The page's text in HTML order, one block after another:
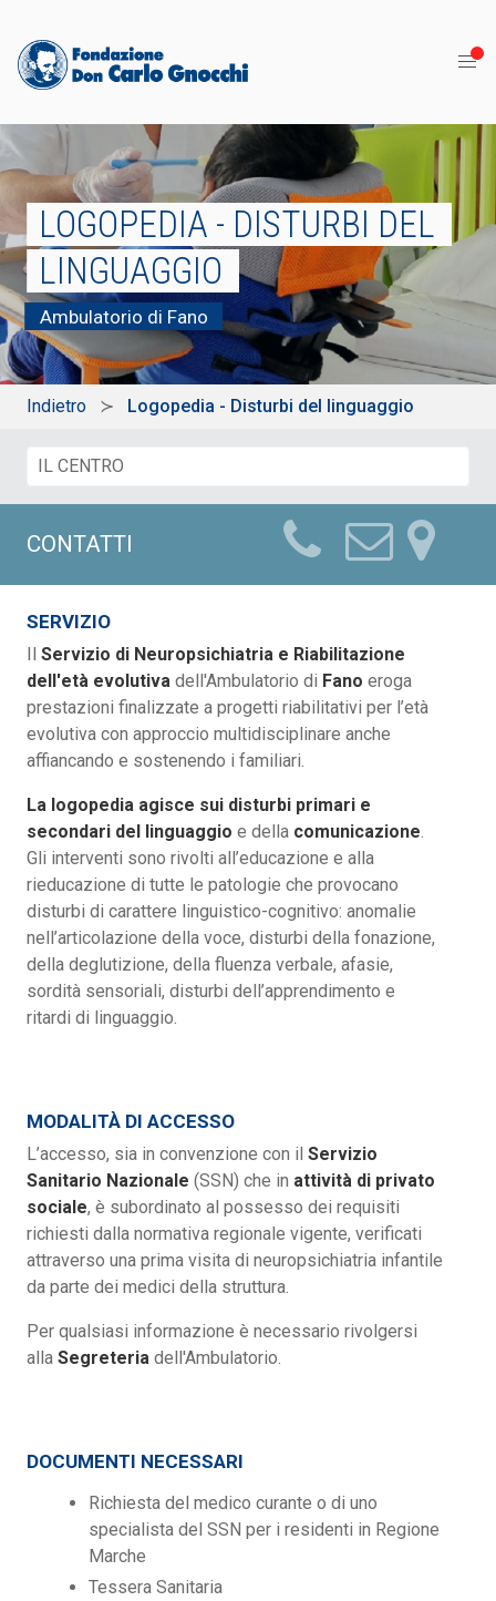
LOGOPEDIA - DISTURBI DEL
LINGUAGGIO
Ambulatorio di Fano
Indietro Logopedia - Disturbi del linguaggio
CONTATTI
SERVIZIO
Il Servizio di Neuropsichiatria e Riabilitazione
dell'età evolutiva dell'Ambulatorio di Fano eroga
prestazioni finalizzate a progetti riabilitativi per l’età
evolutiva con approccio multidisciplinare anche
affiancando e sostenendo i familiari.
La logopedia agisce sui disturbi primari e
secondari del linguaggio e della comunicazione
Gli interventi sono rivolti all’educazione e alla
rieducazione di tutte le patologie che provocano
disturbi di carattere linguistico-cognitivo: anomalie
nell’articolazione della voce, disturbi della fonazione,
della deglutizione, della fluenza verbale, afasie,
sordità sensoriali, disturbi dell’apprendimento e
ritardi di linguaggio.
MODALITÀ DI ACCESSO
L’accesso, sia in convenzione con il Servizio
Sanitario Nazionale (SSN) che in attività di privato
sociale, è subordinato al possesso dei requisiti
richiesti dalla normativa regionale vigente, verificati
attraverso una prima visita di neuropsichiatria infantile
da parte dei medici della struttura.
Per qualsiasi informazione è necessario rivolgersi
alla Segreteria dell'Ambulatorio.
DOCUMENTI NECESSARI
Richiesta del medico curante o di uno
specialista del SSN per i residenti in Regione
Marche
Tessera Sanitaria